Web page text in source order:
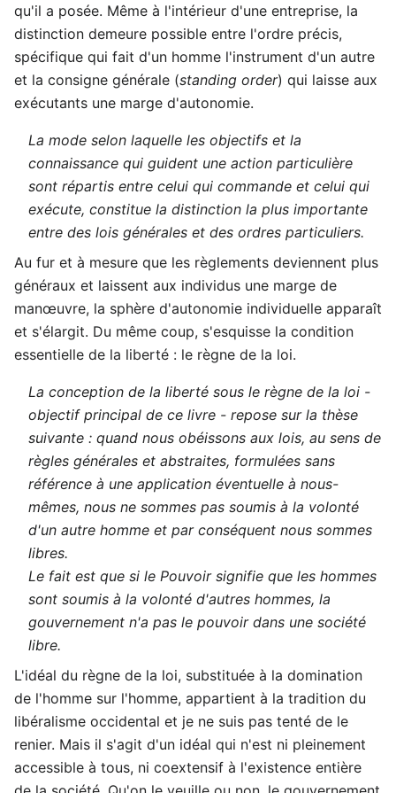
qu'il a posée. Même à l'intérieur d'une entreprise, la
distinction demeure possible entre l'ordre précis,
spécifique qui fait d'un homme l'instrument d'un autre
et la consigne générale (standing order) qui laisse aux
exécutants une marge d'autonomie.
La mode selon laquelle les objectifs et la
connaissance qui guident une action particulière
sont répartis entre celui qui commande et celui qui
exécute, constitue la distinction la plus importante
entre des lois générales et des ordres particuliers.
Au fur et à mesure que les règlements deviennent plus
généraux et laissent aux individus une marge de
manœuvre, la sphère d'autonomie individuelle apparaît
et s'élargit. Du même coup, s'esquisse la condition
essentielle de la liberté : le règne de la loi.
La conception de la liberté sous le règne de la loi -
objectif principal de ce livre - repose sur la thèse
suivante : quand nous obéissons aux lois, au sens de
règles générales et abstraites, formulées sans
référence à une application éventuelle à nous-
mêmes, nous ne sommes pas soumis à la volonté
d'un autre homme et par conséquent nous sommes
libres.
Le fait est que si le Pouvoir signifie que les hommes
sont soumis à la volonté d'autres hommes, la
gouvernement n'a pas le pouvoir dans une société
libre.
L'idéal du règne de la loi, substituée à la domination
de l'homme sur l'homme, appartient à la tradition du
libéralisme occidental et je ne suis pas tenté de le
renier. Mais il s'agit d'un idéal qui n'est ni pleinement
accessible à tous, ni coextensif à l'existence entière